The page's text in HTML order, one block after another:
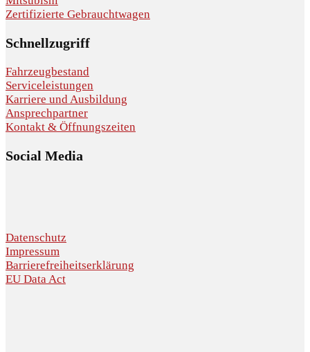
Zertifizierte Gebrauchtwagen
Schnellzugriff
Fahrzeugbestand
Serviceleistungen
Karriere und Ausbildung
Ansprechpartner
Kontakt & Öffnungszeiten
Social Media
Datenschutz
Impressum
Barrierefreiheitserklärung
EU Data Act